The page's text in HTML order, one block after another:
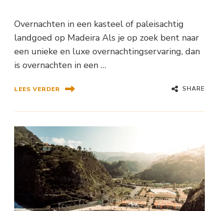
Overnachten in een kasteel of paleisachtig
landgoed op Madeira Als je op zoek bent naar
een unieke en luxe overnachtingservaring, dan
is overnachten in een …
LEES VERDER SHARE